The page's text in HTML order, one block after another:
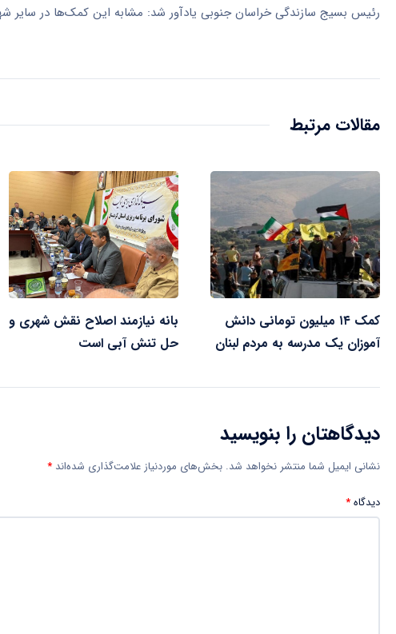
رئیس بسیج سازندگی خراسان جنوبی یادآور شد: مشابه این کمک‌ها در سایر
مقالات مرتبط
کمک ۱۴ میلیون تومانی دانش
آموزان یک مدرسه به مردم لبنان
بانه نیازمند اصلاح نقش شهری و
حل تنش آبی است
دیدگاهتان را بنویسید
نشانی ایمیل شما منتشر نخواهد شد. بخش‌های موردنیاز علامت‌گذاری شده‌اند *
دیدگاه*